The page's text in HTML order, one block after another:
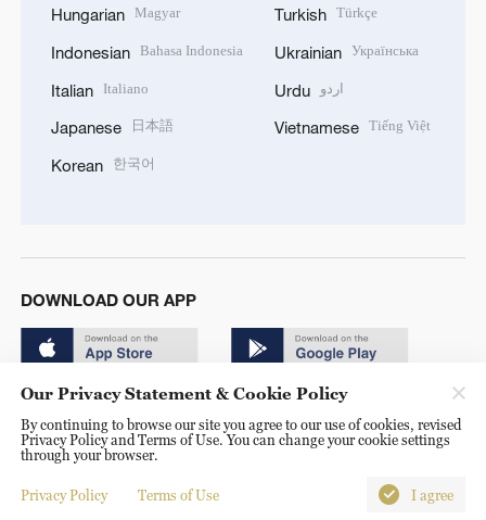
Hungarian Magyar
Indonesian Bahasa Indonesia
Italian Italiano
Japanese 日本語
Korean 한국어
Turkish Türkçe
Ukrainian Українська
Urdu اردو
Vietnamese Tiếng Việt
DOWNLOAD OUR APP
© China Radio International.CRI. All Rights Reserved. 16A
Shijingshan Road, Beijing, China. 100040
Our Privacy Statement & Cookie Policy
By continuing to browse our site you agree to our use of cookies, revised
Privacy Policy and Terms of Use. You can change your cookie settings
through your browser.
Privacy Policy Terms of Use I agree